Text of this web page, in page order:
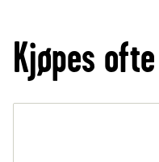
Kjøpes